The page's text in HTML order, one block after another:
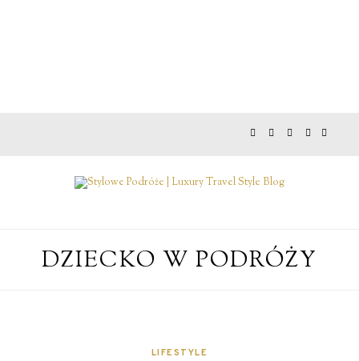
DZIECKO W PODRÓŻY
LIFESTYLE